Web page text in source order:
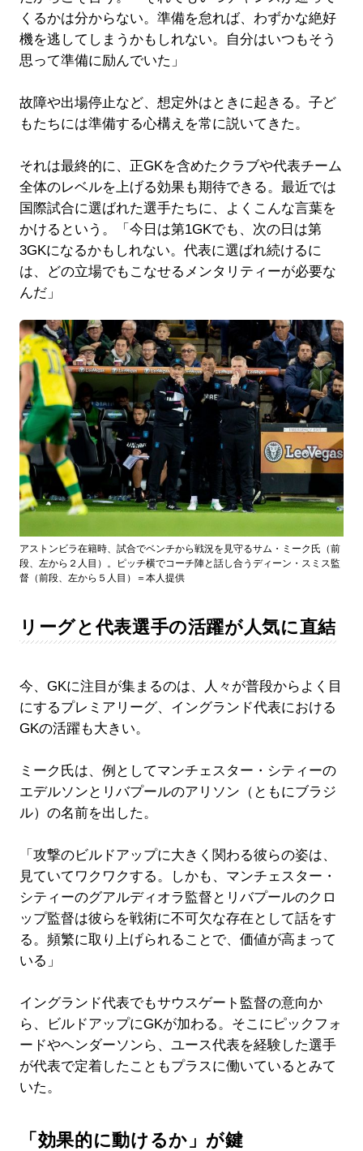
くるかは分からない。準備を怠れば、わずかな絶好
機を逃してしまうかもしれない。自分はいつもそう
思って準備に励んでいた」
故障や出場停止など、想定外はときに起きる。子ど
もたちには準備する心構えを常に説いてきた。
それは最終的に、正GKを含めたクラブや代表チーム
全体のレベルを上げる効果も期待できる。最近では
国際試合に選ばれた選手たちに、よくこんな言葉を
かけるという。「今日は第1GKでも、次の日は第
3GKになるかもしれない。代表に選ばれ続けるに
は、どの立場でもこなせるメンタリティーが必要な
んだ」
アストンビラ在籍時、試合でベンチから戦況を見守るサム・ミーク氏（前
段、左から２人目）。ピッチ横でコーチ陣と話し合うディーン・スミス監
督（前段、左から５人目）＝本人提供
リーグと代表選手の活躍が人気に直結
今、GKに注目が集まるのは、人々が普段からよく目
にするプレミアリーグ、イングランド代表における
GKの活躍も大きい。
ミーク氏は、例としてマンチェスター・シティーの
エデルソンとリバプールのアリソン（ともにブラジ
ル）の名前を出した。
「攻撃のビルドアップに大きく関わる彼らの姿は、
見ていてワクワクする。しかも、マンチェスター・
シティーのグアルディオラ監督とリバプールのクロ
ップ監督は彼らを戦術に不可欠な存在として話をす
る。頻繁に取り上げられることで、価値が高まって
いる」
イングランド代表でもサウスゲート監督の意向か
ら、ビルドアップにGKが加わる。そこにピックフォ
ードやヘンダーソンら、ユース代表を経験した選手
が代表で定着したこともプラスに働いているとみて
いた。
「効果的に動けるか」が鍵